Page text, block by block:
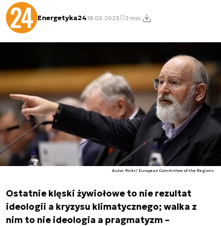
Energetyka2418.05.2023 2 min.
Autor. flickr/ European Committee of the Regions
Ostatnie klęski żywiołowe to nie rezultat
ideologii a kryzysu klimatycznego; walka z
nim to nie ideologia a pragmatyzm –